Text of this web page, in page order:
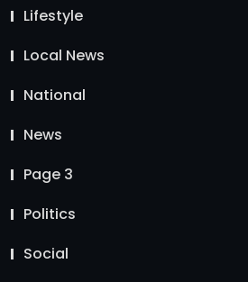
Lifestyle
Local News
National
News
Page 3
Politics
Social